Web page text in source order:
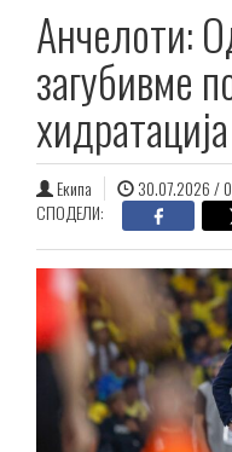
Анчелоти:
загубивме
хидратација
Екипа
30.07.2026 /
СПОДЕЛИ: